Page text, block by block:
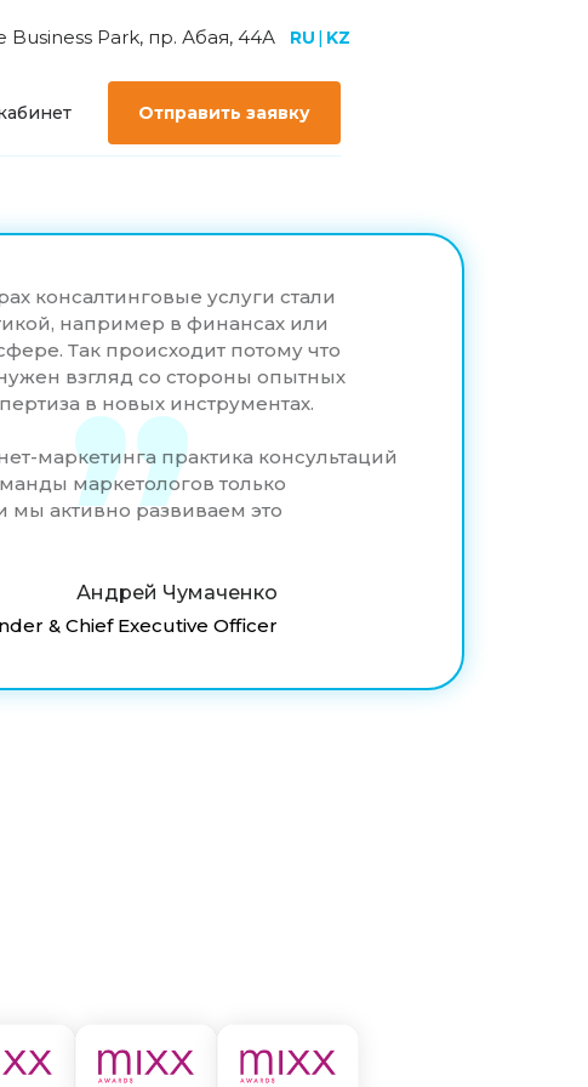
Park, пр. Абая, 44А RU | KZ
Отправить заявку
консалтинговые услуги стали
например в финансах или
Так происходит потому что
взгляд со стороны опытных
в новых инструментах.
маркетинга практика консультаций
маркетологов только
мы активно развиваем это
Андрей Чумаченко
& Chief Executive Officer